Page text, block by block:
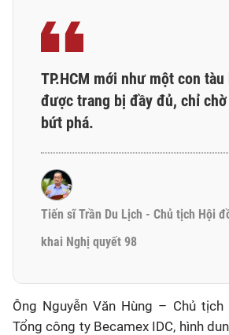
TP.HCM mới như một con
được trang bị đầy đủ, chỉ
bứt phá.
Tiến sĩ Trần Du Lịch - Chủ tịch Hội
khai Nghị quyết 98
Ông Nguyễn Văn Hùng – Chủ
Tổng công ty Becamex IDC, hình